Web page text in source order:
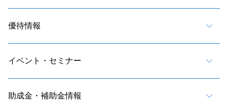
優待情報
イベント・セミナー
助成金・補助金情報